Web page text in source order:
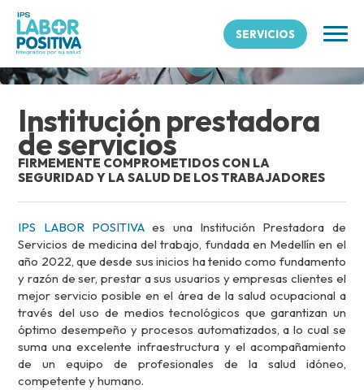
SERVICIOS
Institución prestadora
de servicios
FIRMEMENTE COMPROMETIDOS CON LA
SEGURIDAD Y LA SALUD DE LOS TRABAJADORES
IPS LABOR POSITIVA es una Institución Prestadora de
Servicios de medicina del trabajo, fundada en Medellín en el
año 2022, que desde sus inicios ha tenido como fundamento
y razón de ser, prestar a sus usuarios y empresas clientes el
mejor servicio posible en el área de la salud ocupacional a
través del uso de medios tecnológicos que garantizan un
óptimo desempeño y procesos automatizados, a lo cual se
suma una excelente infraestructura y el acompañamiento
de un equipo de profesionales de la salud idóneo,
competente y humano.